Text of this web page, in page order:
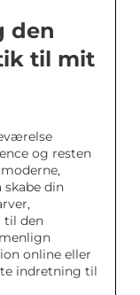
den
til mit
og resten
din
til den
online eller
indretning til